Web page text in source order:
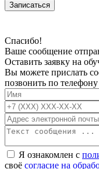
Записаться
Спасибо!
Ваше сообщение
Оставить заявку на
Вы можете прислать
позвонить по телефону
Я ознакомлен с
своё согласие на